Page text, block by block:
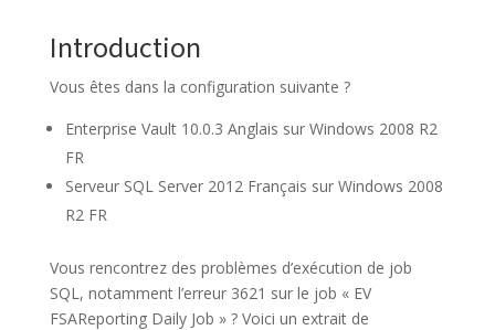
Introduction
Vous êtes dans la configuration suivante ?
Enterprise Vault 10.0.3 Anglais sur Windows 2008 R2
FR
Serveur SQL Server 2012 Français sur Windows 2008
R2 FR
Vous rencontrez des problèmes d’exécution de job
SQL, notamment l’erreur 3621 sur le job « EV
FSAReporting Daily Job » ? Voici un extrait de